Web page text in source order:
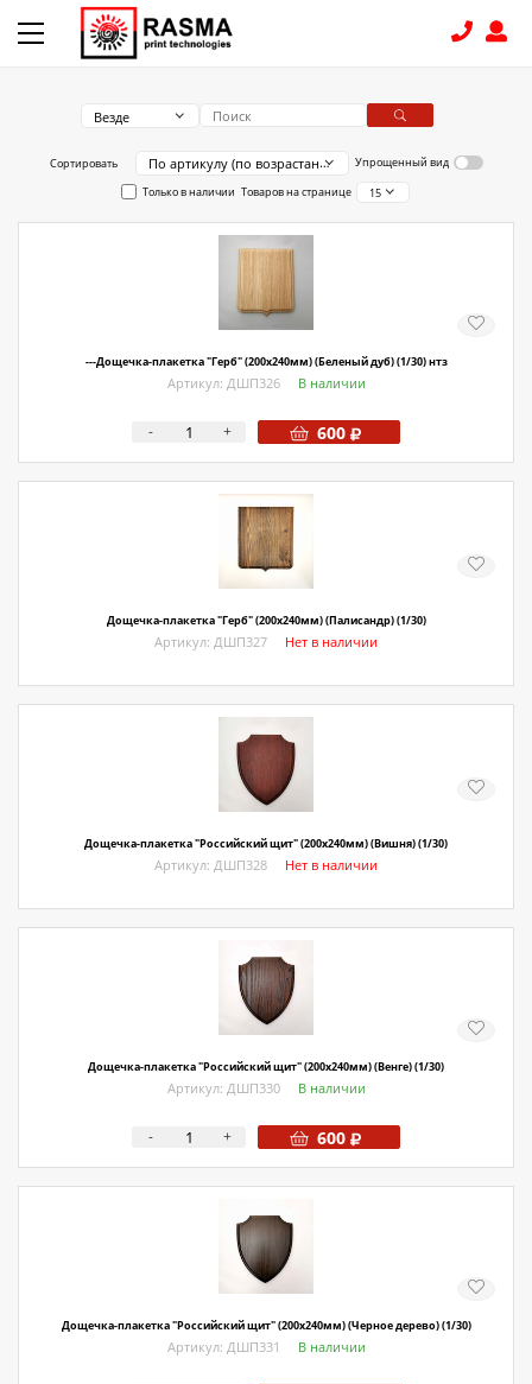
Как купить
Новости
Политика конфиденциальности
КОНТАКТЫ
8 (831) 414-15-19
Везде
Сортировать По артикулу (по возрастанию)
Упрощенный вид
Только в наличии Товаров на странице 15
---Дощечка-плакетка "Герб" (200х240мм) (Беленый дуб) (1/30) нтз
Артикул: ДШП326 В наличии
- + 600
Дощечка-плакетка "Герб" (200х240мм) (Палисандр) (1/30)
Артикул: ДШП327 Нет в наличии
Дощечка-плакетка "Российский щит" (200х240мм) (Вишня) (1/30)
Артикул: ДШП328 Нет в наличии
Дощечка-плакетка "Российский щит" (200х240мм) (Венге) (1/30)
Артикул: ДШП330 В наличии
- + 600
Дощечка-плакетка "Российский щит" (200х240мм) (Черное дерево) (1/30)
Артикул: ДШП331 В наличии